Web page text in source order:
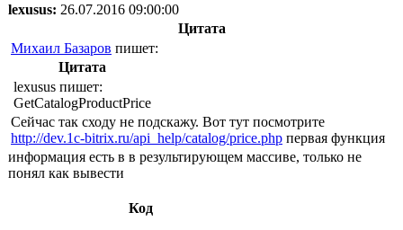
lexusus: 26.07.2016 09:00:00
Цитата
Михаил Базаров пишет:
Цитата
lexusus пишет:
GetCatalogProductPrice
Сейчас так сходу не подскажу. Вот тут посмотрите
http://dev.1c-bitrix.ru/api_help/catalog/price.php первая функция
информация есть в в результирующем массиве, только не
понял как вывести
Код